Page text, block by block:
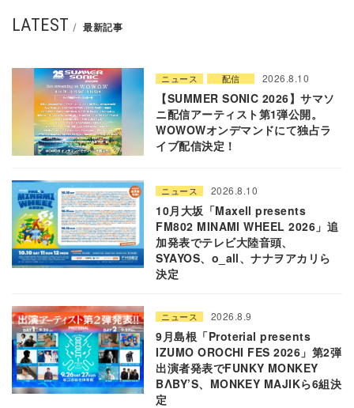
LATEST 最新記事
ニュース 配信 2026.8.10
【SUMMER SONIC 2026】サマソ
ニ配信アーティスト第1弾公開。
WOWOWオンデマンドにて独占ラ
イブ配信決定！
ニュース 2026.8.10
10月大坂「Maxell presents
FM802 MINAMI WHEEL 2026」追
加発表でテレビ大陸音頭、
SYAYOS、o_all、ナナヲアカリら
決定
ニュース 2026.8.9
9月島根「Proterial presents
IZUMO OROCHI FES 2026」第2弾
出演者発表でFUNKY MONKEY
BΛBY’S、MONKEY MAJIKら6組決
定